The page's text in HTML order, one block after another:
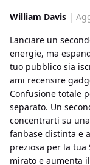
William Davis |
Lanciare un
energie, ma
tuo pubblico sia
ami recensire
Confusione totale
separato. Un
concentrarti su
fanbase distinta e
preziosa per la tua
mirato e aumenta